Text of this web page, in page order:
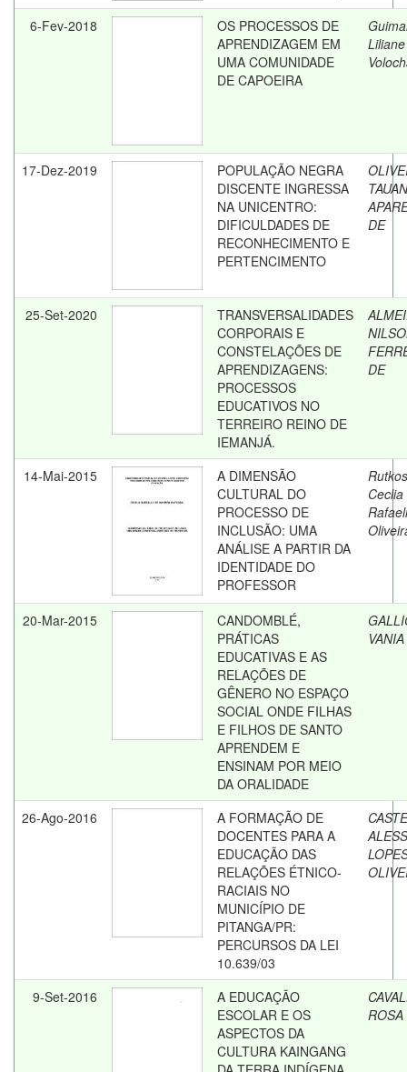
6-Fev-2018
OS PROCESSOS DE
APRENDIZAGEM EM
UMA COMUNIDADE
DE CAPOEIRA
Liliane
17-Dez-2019
POPULAÇÃO NEGRA
DISCENTE INGRESSA
NA UNICENTRO:
DIFICULDADES DE
RECONHECIMENTO E
PERTENCIMENTO
DE
25-Set-2020
TRANSVERSALIDADES
CORPORAIS E
CONSTELAÇÕES DE
APRENDIZAGENS:
PROCESSOS
EDUCATIVOS NO
TERREIRO REINO DE
IEMANJÁ.
DE
14-Mai-2015
A DIMENSÃO
CULTURAL DO
PROCESSO DE
INCLUSÃO: UMA
ANÁLISE A PARTIR DA
IDENTIDADE DO
PROFESSOR
Ceclia
20-Mar-2015
CANDOMBLÉ,
PRÁTICAS
EDUCATIVAS E AS
RELAÇÕES DE
GÊNERO NO ESPAÇO
SOCIAL ONDE FILHAS
E FILHOS DE SANTO
APRENDEM E
ENSINAM POR MEIO
DA ORALIDADE
VANIA
26-Ago-2016
A FORMAÇÃO DE
DOCENTES PARA A
EDUCAÇÃO DAS
RELAÇÕES ÉTNICO-
RACIAIS NO
MUNICÍPIO DE
PITANGA/PR:
PERCURSOS DA LEI
10.639/03
9-Set-2016
A EDUCAÇÃO
ESCOLAR E OS
ASPECTOS DA
CULTURA KAINGANG